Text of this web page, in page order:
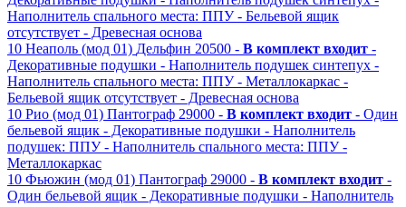
Наполнитель спального места: ППУ - Бельевой ящик
отсутствует - Древесная основа
10 Неаполь (мод 01) Дельфин 20500 - В комплект входит -
Декоративные подушки - Наполнитель подушек синтепух -
Наполнитель спального места: ППУ - Металлокаркас -
Бельевой ящик отсутствует - Древесная основа
10 Рио (мод 01) Пантограф 29000 - В комплект входит - Один
бельевой ящик - Декоративные подушки - Наполнитель
подушек: ППУ - Наполнитель спального места: ППУ -
Металлокаркас
10 Фьюжин (мод 01) Пантограф 29000 - В комплект входит -
Один бельевой ящик - Декоративные подушки - Наполнитель